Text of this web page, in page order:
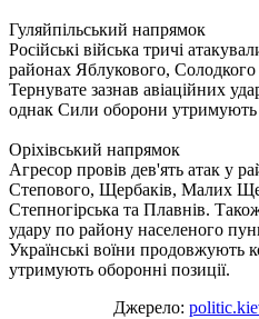
Гуляйпільський напрямок
Російські війська тричі
районах Яблукового,
Тернувате зазнав авіаційних
однак Сили оборони утримують
Оріхівський напрямок
Агресор провів дев'ять атак у
Степового, Щербаків, Малих
Степногірська та Плавнів. Також
удару по району населеного
Українські воїни продовжують
утримують оборонні позиції.
Джерело: